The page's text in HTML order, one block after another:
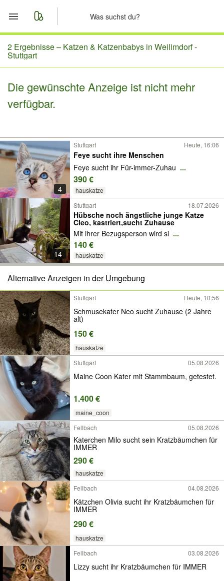
Start
Merkliste
Nachrichten
2 Ergebnisse – Katzen & Katzenbabys in Weilimdorf -
Stuttgart
Die gewünschte Anzeige ist nicht mehr
verfügbar.
4
Stuttgart Heute, 16:06
Feye sucht ihre Menschen
Feye sucht ihr Für-immer-Zuhau ...
390 €
hauskatze
14
Stuttgart 18.07.2026
Hübsche noch ängstliche junge Katze
Cleo, kastriert,sucht Zuhause
Mit ihrer Bezugsperson wird si ...
140 €
hauskatze
Alternative Anzeigen in der Umgebung
Stuttgart Heute, 10:56
Schmusekater Neo sucht Zuhause (2 Jahre
alt)
150 €
hauskatze
Stuttgart
05.08.2026
Maine Coon Kater mit Stammbaum, getestet.
1.400 €
maine_coon
Fellbach
05.08.2026
Katerchen Milo sucht sein Kratzbäumchen für
IMMER
290 €
hauskatze
Fellbach
04.08.2026
Kätzchen Olivia sucht ihr Kratzbäumchen für
IMMER
290 €
hauskatze
Fellbach
03.08.2026
Lizzy sucht ihr Kratzbäumchen für IMMER